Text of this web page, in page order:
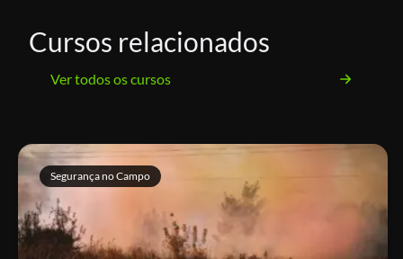
Cursos relacionados
Ver todos os cursos
Segurança no Campo